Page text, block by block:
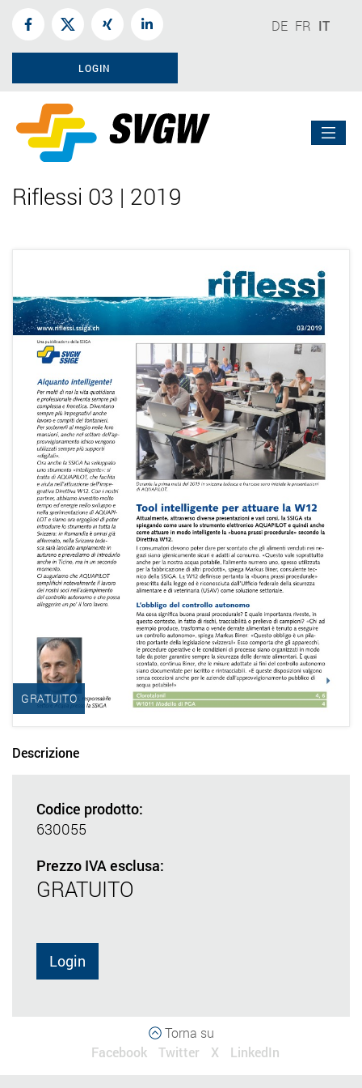
DE FR IT
LOGIN
Riflessi 03 | 2019
GRATUITO
Descrizione
Codice prodotto:
630055
Prezzo IVA esclusa:
GRATUITO
Login
Torna su
Facebook
Twitter X LinkedIn